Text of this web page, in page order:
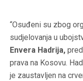
“Osuđeni su zbog
sudjelovanja u
Envera Hadrija,
prava na Kosovu.
je zaustavljen na